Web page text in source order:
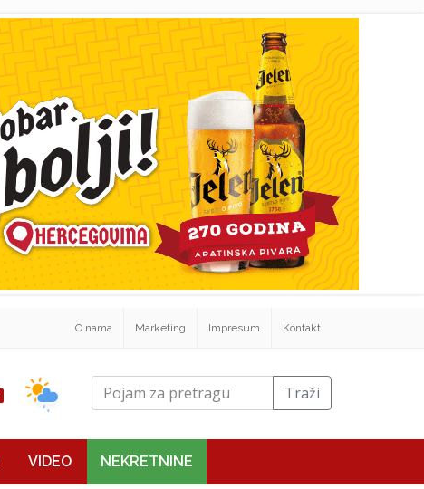
O nama Marketing Impresum Kontakt
Traži
VIDEO NEKRETNINE